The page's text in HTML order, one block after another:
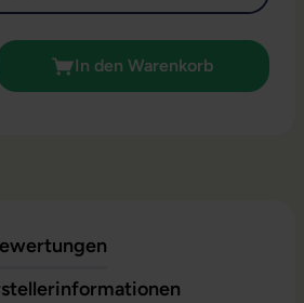
Gib den gewünschten
In den Warenkorb